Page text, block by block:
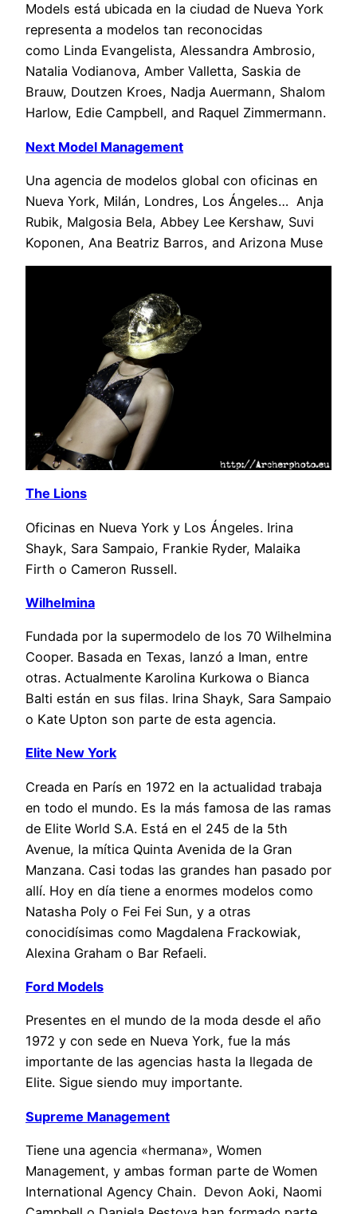
Models está ubicada en la ciudad de Nueva York
representa a modelos tan reconocidas
como Linda Evangelista, Alessandra Ambrosio,
Natalia Vodianova, Amber Valletta, Saskia de
Brauw, Doutzen Kroes, Nadja Auermann, Shalom
Harlow, Edie Campbell, and Raquel Zimmermann.
Next Model Management
Una agencia de modelos global con oficinas en
Nueva York, Milán, Londres, Los Ángeles… Anja
Rubik, Malgosia Bela, Abbey Lee Kershaw, Suvi
Koponen, Ana Beatriz Barros, and Arizona Muse
The Lions
Oficinas en Nueva York y Los Ángeles. Irina
Shayk, Sara Sampaio, Frankie Ryder, Malaika
Firth o Cameron Russell.
Wilhelmina
Fundada por la supermodelo de los 70 Wilhelmina
Cooper. Basada en Texas, lanzó a Iman, entre
otras. Actualmente Karolina Kurkowa o Bianca
Balti están en sus filas. Irina Shayk, Sara Sampaio
o Kate Upton son parte de esta agencia.
Elite New York
Creada en París en 1972 en la actualidad trabaja
en todo el mundo. Es la más famosa de las ramas
de Elite World S.A. Está en el 245 de la 5th
Avenue, la mítica Quinta Avenida de la Gran
Manzana. Casi todas las grandes han pasado por
allí. Hoy en día tiene a enormes modelos como
Natasha Poly o Fei Fei Sun, y a otras
conocidísimas como Magdalena Frackowiak,
Alexina Graham o Bar Refaeli.
Ford Models
Presentes en el mundo de la moda desde el año
1972 y con sede en Nueva York, fue la más
importante de las agencias hasta la llegada de
Elite. Sigue siendo muy importante.
Supreme Management
Tiene una agencia «hermana», Women
Management, y ambas forman parte de Women
International Agency Chain. Devon Aoki, Naomi